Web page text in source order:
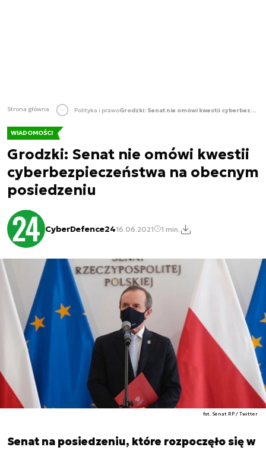
Strona główna Polityka i prawo Grodzki: Senat nie omówi kwestii cyberbezpieczeństwa na obecnym posiedzeniu
WIADOMOŚCI
Grodzki: Senat nie omówi kwestii
cyberbezpieczeństwa na obecnym
posiedzeniu
CyberDefence2416.06.2021 1 min.
fot. Senat RP / Twitter
Senat na posiedzeniu, które rozpoczęło się w